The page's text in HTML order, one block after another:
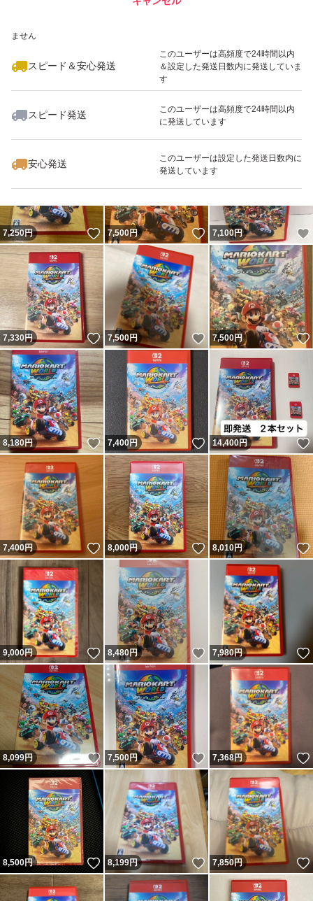
ません
スピード＆安心発送
このユーザーは高頻度で24時間以内
＆設定した発送日数内に発送していま
す
スピード発送
このユーザーは高頻度で24時間以内
に発送しています
安心発送
このユーザーは設定した発送日数内に
発送しています
いいね！
8,300
7,250円 いいね！
7,500円 いいね！
7,100円
7,330円 いいね！
7,500円 いいね！
7,500円
8,180円 いいね！
7,400円 いいね！
14,400円
7,400円 いいね！
8,000円 いいね！
8,010円
9,000円 いいね！
8,480円 いいね！
7,980円
8,099円 いいね！
7,500円 いいね！
7,368円
8,500円 いいね！
8,199円 いいね！
7,850円